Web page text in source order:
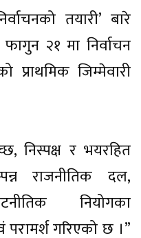
तयारी’ बारे
२१ मा निर्वाचन
प्राथमिक जिम्मेवारी
निस्पक्ष र भयरहित
राजनीतिक दल,
नियोगका
गरिएको छ ।”